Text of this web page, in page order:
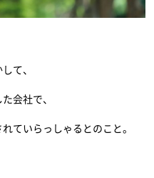
て、
会社で、
ていらっしゃるとのこと。